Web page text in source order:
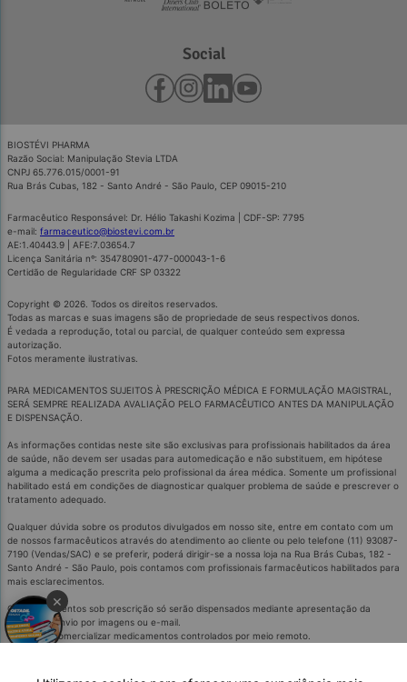
×
Social
BIOSTÉVI PHARMA
Razão Social: Manipulação Stevia LTDA
CNPJ 65.776.015/0001-91
Rua Brás Cubas, 182 - Santo André - São Paulo, CEP 09015-210
Farmacêutico Responsável: Dr. Hélio Takashi Kozima | CDF-SP: 7795
e-mail: farmaceutico@biostevi.com.br
AE:1.40443.9 | AFE:7.03654.7
Licença Sanitária nº: 354780901-477-000043-1-6
Certidão de Regularidade CRF SP 03322
Copyright © 2026. Todos os direitos reservados.
Todas as marcas e suas imagens são de propriedade de seus respectivos donos.
É vedada a reprodução, total ou parcial, de qualquer conteúdo sem expressa
autorização.
Fotos meramente ilustrativas.
PARA MEDICAMENTOS SUJEITOS À PRESCRIÇÃO MÉDICA E FORMULAÇÃO MAGISTRAL,
SERÁ SEMPRE REALIZADA AVALIAÇÃO PELO FARMACÊUTICO ANTES DA MANIPULAÇÃO
E DISPENSAÇÃO.
As informações contidas neste site são exclusivas para profissionais habilitados da área
de saúde, não devem ser usadas para automedicação e não substituem, em hipótese
alguma a medicação prescrita pelo profissional da área médica. Somente um profissional
habilitado está em condições de diagnosticar qualquer problema de saúde e prescrever o
tratamento adequado.
Qualquer dúvida sobre os produtos divulgados em nosso site, entre em contato com um
de nossos farmacêuticos através do atendimento ao cliente ou pelo telefone (11) 93087-
7190 (Vendas/SAC) e se preferir, poderá dirigir-se a nossa loja na Rua Brás Cubas, 182 -
Santo André - São Paulo, pois contamos com profissionais farmacêuticos habilitados para
mais esclarecimentos.
Os medicamentos sob prescrição só serão dispensados mediante apresentação da
receita ou envio por imagens ou e-mail.
É proibido comercializar medicamentos controlados por meio remoto.
'SE PERSISTIREM OS SINTOMAS, O MÉDICO OU FARMACÊCUTICO DEVERÁ SER